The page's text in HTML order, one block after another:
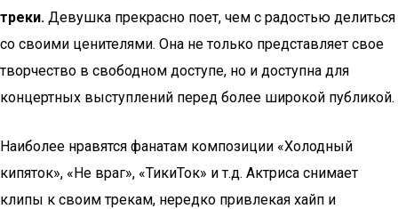
треки. Девушка прекрасно поет, чем с радостью делиться
со своими ценителями. Она не только представляет свое
творчество в свободном доступе, но и доступна для
концертных выступлений перед более широкой публикой.
Наиболее нравятся фанатам композиции «Холодный
кипяток», «Не враг», «ТикиТок» и т.д. Актриса снимает
клипы к своим трекам, нередко привлекая хайп и